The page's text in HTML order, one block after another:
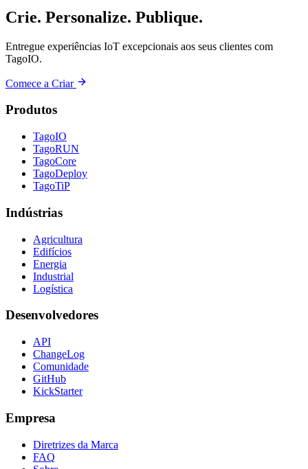
Crie. Personalize. Publique.
Entregue experiências IoT excepcionais aos seus clientes com
TagoIO.
Comece a Criar
Produtos
TagoIO
TagoRUN
TagoCore
TagoDeploy
TagoTiP
Indústrias
Agricultura
Edifícios
Energia
Industrial
Logística
Desenvolvedores
API
ChangeLog
Comunidade
GitHub
KickStarter
Empresa
Diretrizes da Marca
FAQ